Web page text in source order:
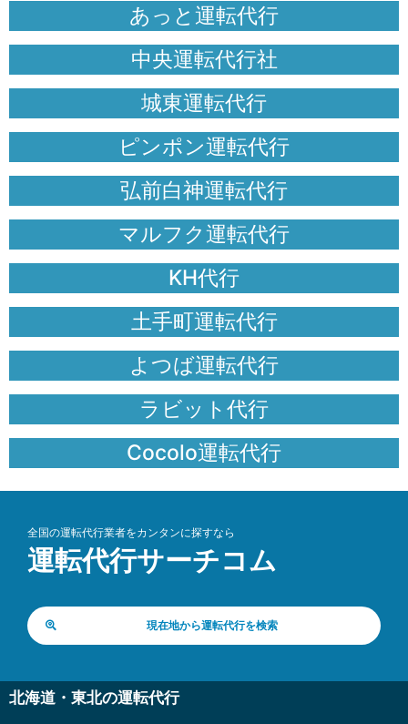
あっと運転代行
中央運転代行社
城東運転代行
ピンポン運転代行
弘前白神運転代行
マルフク運転代行
KH代行
土手町運転代行
よつば運転代行
ラビット代行
Cocolo運転代行
全国の運転代行業者をカンタンに探すなら
運転代行サーチコム
現在地から運転代行を検索
北海道・東北の運転代行